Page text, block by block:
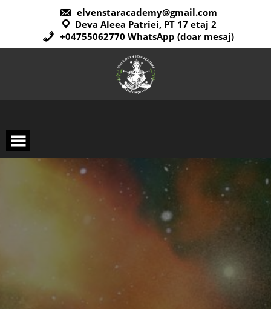
elvenstaracademy@gmail.com
Deva Aleea Patriei, PT 17 etaj 2
+04755062770 WhatsApp (doar mesaj)